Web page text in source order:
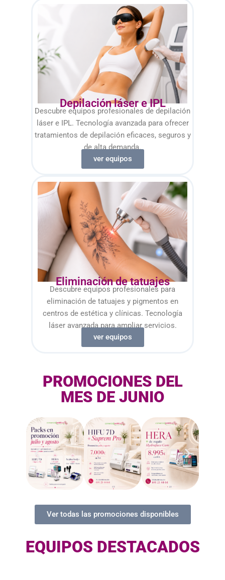
Depilación láser e IPL
Descubre equipos profesionales de depilación
láser e IPL. Tecnología avanzada para ofrecer
tratamientos de depilación eficaces, seguros y
de alta demanda.
ver equipos
Eliminación de tatuajes
Descubre equipos profesionales para
eliminación de tatuajes y pigmentos en
centros de estética y clínicas. Tecnología
láser avanzada para ampliar servicios.
ver equipos
PROMOCIONES DEL
MES DE JUNIO
Ver todas las promociones disponibles
EQUIPOS DESTACADOS